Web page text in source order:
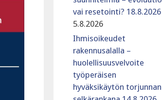
vai resetointi? 18.8.2026
5.8.2026
Ihmisoikeudet
rakennusalalla –
huolellisuusvelvoite
työperäisen
hyväksikäytön torjunnan